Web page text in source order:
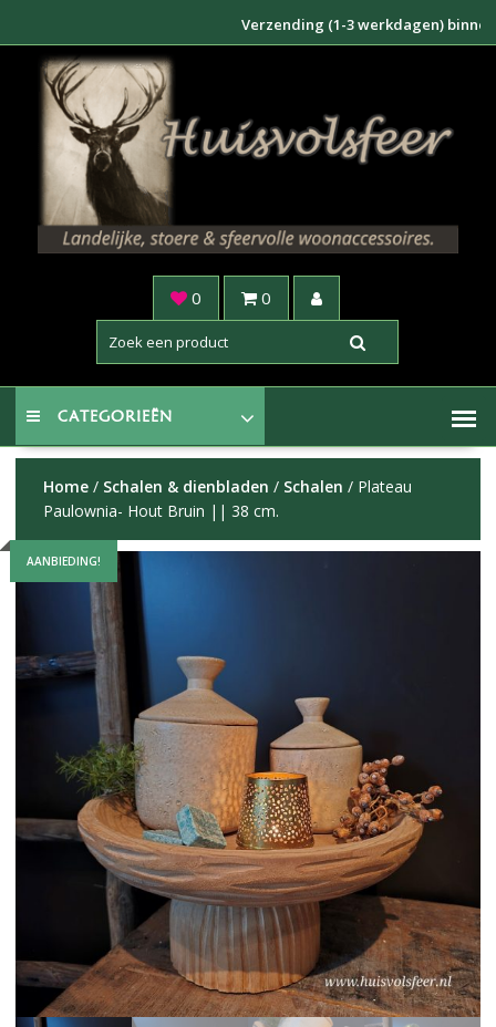
inhoud
Verzending (1-3 werkdagen) binnen
0 0
CATEGORIEËN
Home/ Schalen & dienbladen / Schalen / Plateau
Paulownia- Hout Bruin || 38 cm.
AANBIEDING!